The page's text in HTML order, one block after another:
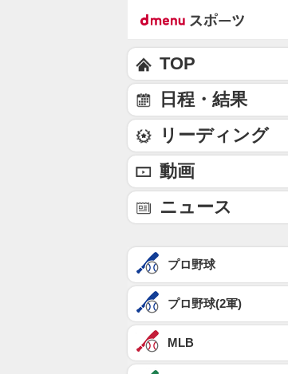
TOP
日程・結果
リーディング
動画
ニュース
プロ野球
プロ野球(2軍)
MLB